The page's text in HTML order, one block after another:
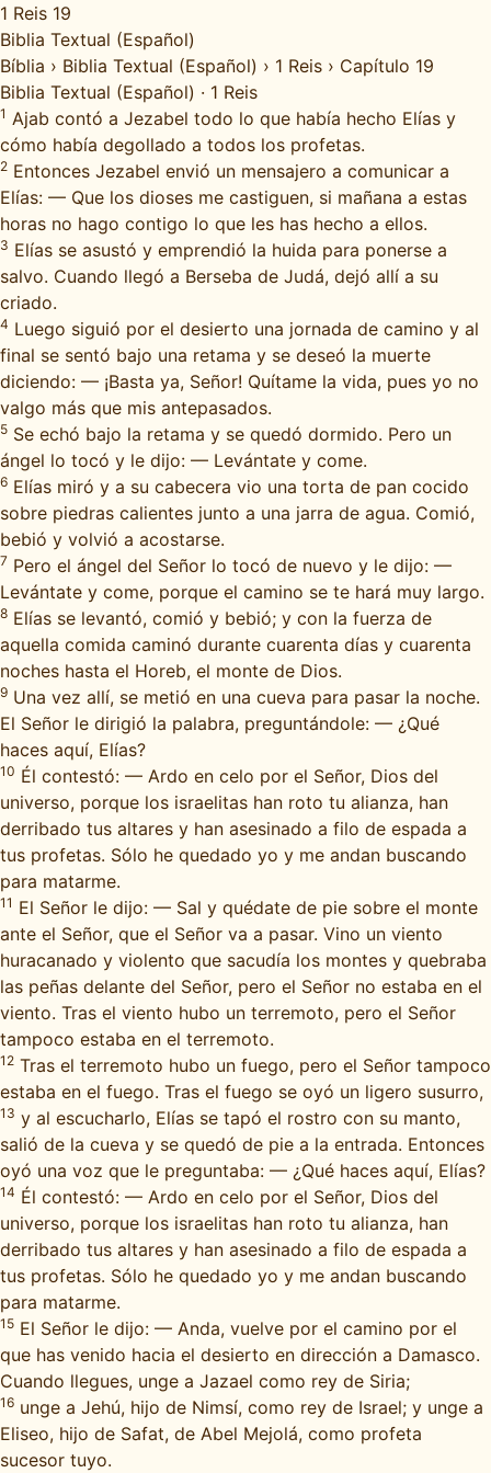
1 Reis 19
Biblia Textual (Español)
Bíblia › Biblia Textual (Español) › 1 Reis › Capítulo 19
Biblia Textual (Español) · 1 Reis
1 Ajab contó a Jezabel todo lo que había hecho Elías y
cómo había degollado a todos los profetas.
2 Entonces Jezabel envió un mensajero a comunicar a
Elías: — Que los dioses me castiguen, si mañana a estas
horas no hago contigo lo que les has hecho a ellos.
3 Elías se asustó y emprendió la huida para ponerse a
salvo. Cuando llegó a Berseba de Judá, dejó allí a su
criado.
4 Luego siguió por el desierto una jornada de camino y al
final se sentó bajo una retama y se deseó la muerte
diciendo: — ¡Basta ya, Señor! Quítame la vida, pues yo no
valgo más que mis antepasados.
5 Se echó bajo la retama y se quedó dormido. Pero un
ángel lo tocó y le dijo: — Levántate y come.
6 Elías miró y a su cabecera vio una torta de pan cocido
sobre piedras calientes junto a una jarra de agua. Comió,
bebió y volvió a acostarse.
7 Pero el ángel del Señor lo tocó de nuevo y le dijo: —
Levántate y come, porque el camino se te hará muy largo.
8 Elías se levantó, comió y bebió; y con la fuerza de
aquella comida caminó durante cuarenta días y cuarenta
noches hasta el Horeb, el monte de Dios.
9 Una vez allí, se metió en una cueva para pasar la noche.
El Señor le dirigió la palabra, preguntándole: — ¿Qué
haces aquí, Elías?
10 Él contestó: — Ardo en celo por el Señor, Dios del
universo, porque los israelitas han roto tu alianza, han
derribado tus altares y han asesinado a filo de espada a
tus profetas. Sólo he quedado yo y me andan buscando
para matarme.
11 El Señor le dijo: — Sal y quédate de pie sobre el monte
ante el Señor, que el Señor va a pasar. Vino un viento
huracanado y violento que sacudía los montes y quebraba
las peñas delante del Señor, pero el Señor no estaba en el
viento. Tras el viento hubo un terremoto, pero el Señor
tampoco estaba en el terremoto.
12 Tras el terremoto hubo un fuego, pero el Señor tampoco
estaba en el fuego. Tras el fuego se oyó un ligero susurro,
13 y al escucharlo, Elías se tapó el rostro con su manto,
salió de la cueva y se quedó de pie a la entrada. Entonces
oyó una voz que le preguntaba: — ¿Qué haces aquí, Elías?
14 Él contestó: — Ardo en celo por el Señor, Dios del
universo, porque los israelitas han roto tu alianza, han
derribado tus altares y han asesinado a filo de espada a
tus profetas. Sólo he quedado yo y me andan buscando
para matarme.
15 El Señor le dijo: — Anda, vuelve por el camino por el
que has venido hacia el desierto en dirección a Damasco.
Cuando llegues, unge a Jazael como rey de Siria;
16 unge a Jehú, hijo de Nimsí, como rey de Israel; y unge a
Eliseo, hijo de Safat, de Abel Mejolá, como profeta
sucesor tuyo.